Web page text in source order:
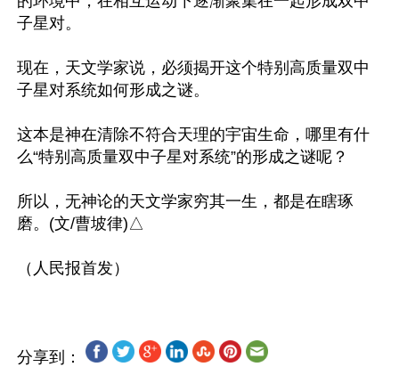
子星对。
现在，天文学家说，必须揭开这个特别高质量双中
子星对系统如何形成之谜。
这本是神在清除不符合天理的宇宙生命，哪里有什
么“特别高质量双中子星对系统”的形成之谜呢？
所以，无神论的天文学家穷其一生，都是在瞎琢
磨。(文/曹坡律)△
分享到：